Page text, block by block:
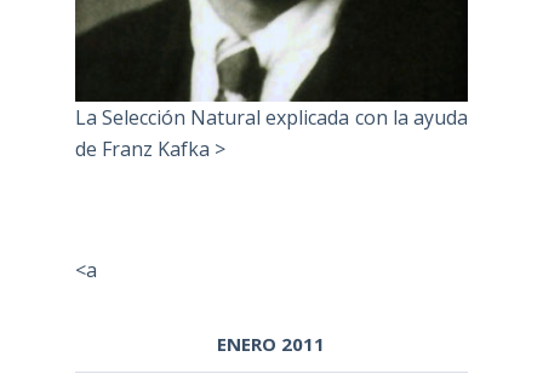
La Selección Natural explicada con la ayuda
de Franz Kafka >
<a
ENERO 2011